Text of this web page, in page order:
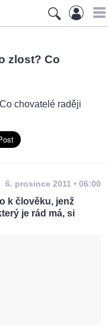
zlost? Co
6. prosince 2011 • 06:00
k člověku, jenž
je rád má, si